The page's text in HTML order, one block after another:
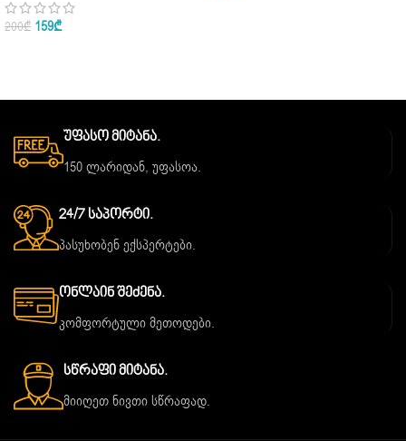
200₾ 159₾
Უფასო Მიტანა.
150 ლარიდან, უფასოა.
24/7 Საპორტი.
პასუხობენ ექსპერტები.
Ონლაინ Შეძენა.
კომფორტული მეთოდები.
Სწრაფი Მიტანა.
მიიღეთ ნივთი სწრაფად.